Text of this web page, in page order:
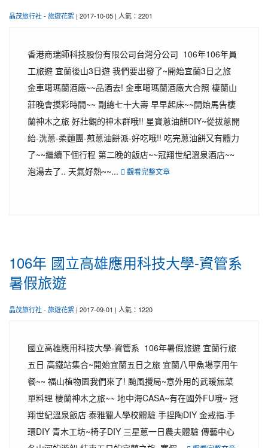
晶茂旅行社- 旅遊花絮 | 2017-10-05 | 人氣：2201
香港商瑞師科技股份有限公司台灣分公司 106年106年員
工旅遊 宜蘭後山3日遊 我們要出發了~開始宜蘭3日之旅
金車噶瑪蘭酒廠~~品酒去! 金車噶瑪蘭酒廠大合照 棲蘭山
莊晚會摸彩時間~~ 副總七十大壽 早早起床~~開始馬告棲
蘭神木之旅 好壯觀的神木群哦!! 星寶蔥油餅DIY~從拔蔥開
紿-洗蔥-柔麵團-煎蔥油餅派-好吃哦!! 吃完蔥油餅又有體力
了~~繼續下個行程 第二晚的飯店~~冠翔世紀溫泉酒店~~
泡湯去了.. 天氣好熱~~...
觀看完整文章
106年 國立高雄應用科技大學-資管系
暑假旅遊
晶茂旅行社- 旅遊花絮 | 2017-09-01 | 人氣：1220
國立高雄應用科技大學-資管系 106年暑假旅遊 宜蘭行旅
五日 高鐵站集合~開始宜蘭五日之旅 宜蘭八甲魚場享用午
餐~~ 福山植物園我們來了! 颱風攪局~意外用的武暖無菜
單料理 棲蘭神木之旅~~ 地中海CASA~有在國外FU哦~ 冠
翔世紀溫泉飯店 泰雅獵人學校體驗 手捏陶DIY 金戒指.手
環DIY 青木工坊~椅子DIY 三星蔥一日農夫體驗 傳藝中心